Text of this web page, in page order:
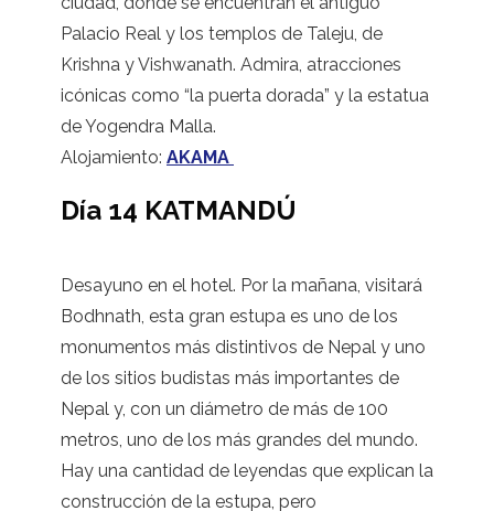
Palacio Real y los templos de Taleju, de
Krishna y Vishwanath. Admira, atracciones
icónicas como “la puerta dorada” y la estatua
de Yogendra Malla.
Alojamiento: AKAMA
Día 14 KATMANDÚ
Desayuno en el hotel. Por la mañana, visitará
Bodhnath, esta gran estupa es uno de los
monumentos más distintivos de Nepal y uno
de los sitios budistas más importantes de
Nepal y, con un diámetro de más de 100
metros, uno de los más grandes del mundo.
Hay una cantidad de leyendas que explican la
construcción de la estupa, pero